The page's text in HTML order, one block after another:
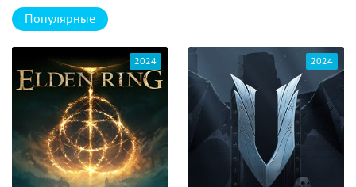
Популярные
2024 2024